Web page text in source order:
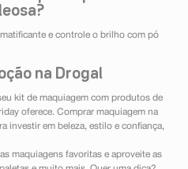
e controle o brilho com pó
na Drogal
kit de maquiagem com produtos de
oferece. Comprar maquiagem na
investir em beleza, estilo e confiança,
maquiagens favoritas e aproveite as